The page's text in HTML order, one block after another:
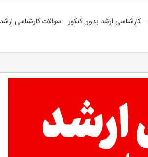
کارشناسی ارشد بدون کنکور سوالات کارشناسی ارشد